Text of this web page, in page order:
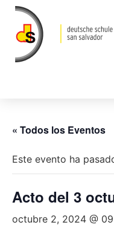
« Todos los Eventos
Este evento ha
Acto del 3
octubre 2, 2024 @